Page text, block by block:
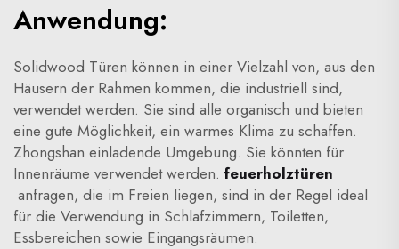
Anwendung:
Solidwood Türen können in einer Vielzahl von, aus den
Häusern der Rahmen kommen, die industriell sind,
verwendet werden. Sie sind alle organisch und bieten
eine gute Möglichkeit, ein warmes Klima zu schaffen.
Zhongshan einladende Umgebung. Sie könnten für
Innenräume verwendet werden. feuerholztüren
anfragen, die im Freien liegen, sind in der Regel ideal
für die Verwendung in Schlafzimmern, Toiletten,
Essbereichen sowie Eingangsräumen.